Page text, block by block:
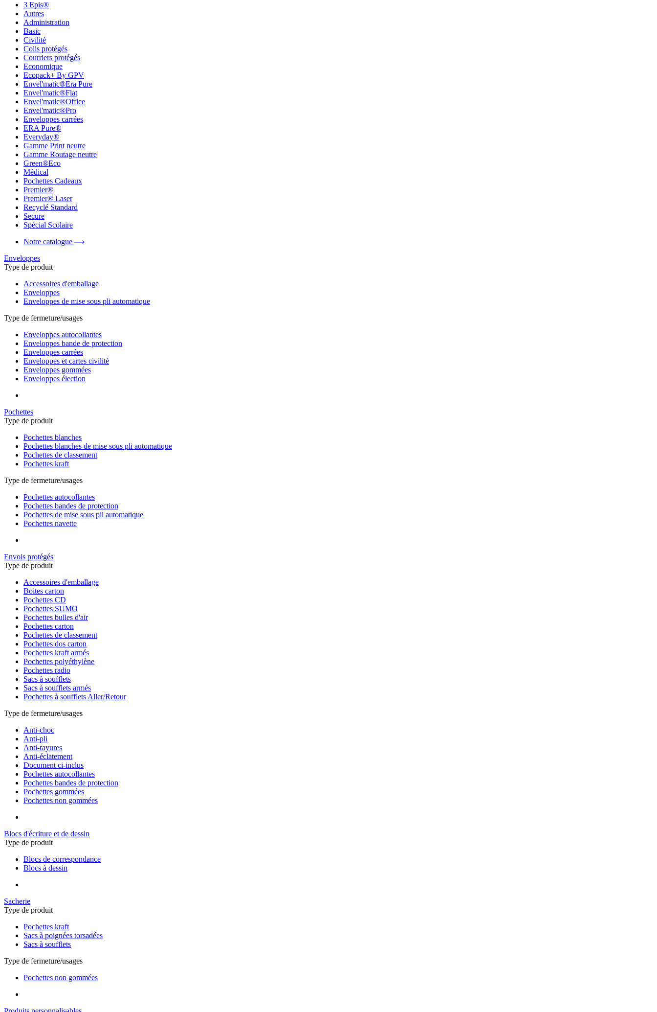
3 Epis®
Autres
Administration
Basic
Civilité
Colis protégés
Courriers protégés
Economique
Ecopack+ By GPV
Envel'matic®Era Pure
Envel'matic®Flat
Envel'matic®Office
Envel'matic®Pro
Enveloppes carrées
ERA Pure®
Everyday®
Gamme Print neutre
Gamme Routage neutre
Green®Eco
Médical
Pochettes Cadeaux
Premier®
Premier® Laser
Recyclé Standard
Secure
Spécial Scolaire
Notre catalogue
Enveloppes
Type de produit
Accessoires d'emballage
Enveloppes
Enveloppes de mise sous pli automatique
Type de fermeture/usages
Enveloppes autocollantes
Enveloppes bande de protection
Enveloppes carrées
Enveloppes et cartes civilité
Enveloppes gommées
Enveloppes élection
Pochettes
Type de produit
Pochettes blanches
Pochettes blanches de mise sous pli automatique
Pochettes de classement
Pochettes kraft
Type de fermeture/usages
Pochettes autocollantes
Pochettes bandes de protection
Pochettes de mise sous pli automatique
Pochettes navette
Envois protégés
Type de produit
Accessoires d'emballage
Boites carton
Pochettes CD
Pochettes SUMO
Pochettes bulles d'air
Pochettes carton
Pochettes de classement
Pochettes dos carton
Pochettes kraft armés
Pochettes polyéthylène
Pochettes radio
Sacs à soufflets
Sacs à soufflets armés
Pochettes à soufflets Aller/Retour
Type de fermeture/usages
Anti-choc
Anti-pli
Anti-rayures
Anti-éclatement
Document ci-inclus
Pochettes autocollantes
Pochettes bandes de protection
Pochettes gommées
Pochettes non gommées
Blocs d'écriture et de dessin
Type de produit
Blocs de correspondance
Blocs à dessin
Sacherie
Type de produit
Pochettes kraft
Sacs à poignées torsadées
Sacs à soufflets
Type de fermeture/usages
Pochettes non gommées